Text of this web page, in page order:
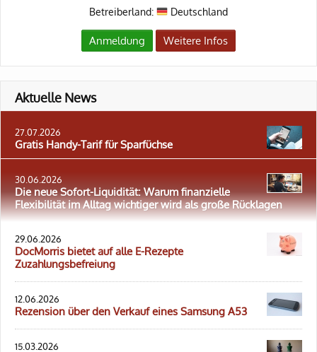
Betreiberland: Deutschland
Anmeldung Weitere Infos
Aktuelle News
27.07.2026
Gratis Handy-Tarif für Sparfüchse
30.06.2026
Die neue Sofort-Liquidität: Warum finanzielle
Flexibilität im Alltag wichtiger wird als große Rücklagen
29.06.2026
DocMorris bietet auf alle E-Rezepte
Zuzahlungsbefreiung
12.06.2026
Rezension über den Verkauf eines Samsung A53
15.03.2026